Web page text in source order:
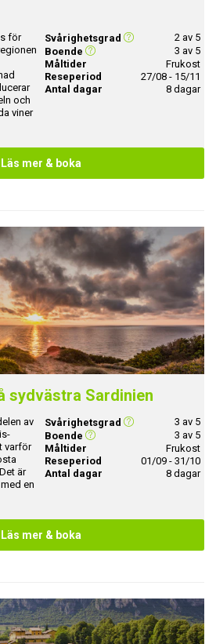
för
och
viner
Svårighetsgrad
2 av 5
Boende
3 av 5
Måltider
Frukost
Reseperiod
27/08 - 15/11
Antal dagar
8 dagar
Läs mer & boka
sydvästra Sardinien
av
varför
är
en
Svårighetsgrad
3 av 5
Boende
3 av 5
Måltider
Frukost
Reseperiod
01/09 - 31/10
Antal dagar
8 dagar
Läs mer & boka